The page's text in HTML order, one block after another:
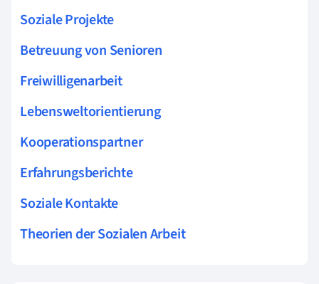
Soziale Projekte
Betreuung von Senioren
Freiwilligenarbeit
Lebensweltorientierung
Kooperationspartner
Erfahrungsberichte
Soziale Kontakte
Theorien der Sozialen Arbeit